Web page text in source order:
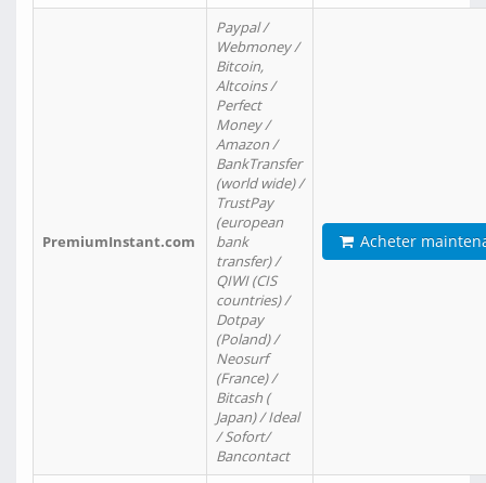
PremiumInstant.com
Paypal /
Webmoney /
Bitcoin,
Altcoins /
Perfect
Money /
Amazon /
BankTransfer
(world wide) /
TrustPay
(european
bank
transfer) /
QIWI (CIS
countries) /
Dotpay
(Poland) /
Neosurf
(France) /
Bitcash (
Japan) / Ideal
/ Sofort/
Bancontact
Acheter